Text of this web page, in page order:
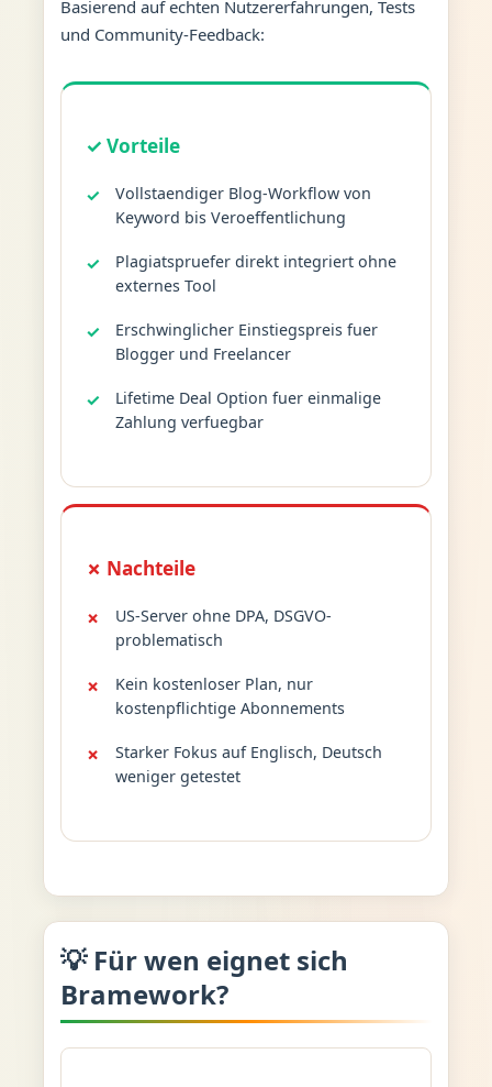
Basierend auf echten Nutzererfahrungen, Tests
und Community-Feedback:
✓ Vorteile
Vollstaendiger Blog-Workflow von
Keyword bis Veroeffentlichung
Plagiatspruefer direkt integriert ohne
externes Tool
Erschwinglicher Einstiegspreis fuer
Blogger und Freelancer
Lifetime Deal Option fuer einmalige
Zahlung verfuegbar
✗ Nachteile
US-Server ohne DPA, DSGVO-
problematisch
Kein kostenloser Plan, nur
kostenpflichtige Abonnements
Starker Fokus auf Englisch, Deutsch
weniger getestet
💡 Für wen eignet sich
Bramework?